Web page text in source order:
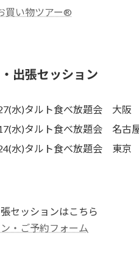
買い物ツアー®
出張セッション
水)タルト食べ放題会 大阪
水)タルト食べ放題会 名古
水)タルト食べ放題会 東京
セッションはこちら
・ご予約フォーム